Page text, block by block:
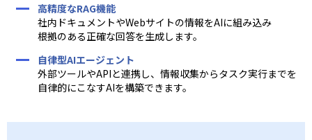
高精度なRAG機能
社内ドキュメントやWebサイトの情報をAIに組み込み
根拠のある正確な回答を生成します。
自律型AIエージェント
外部ツールやAPIと連携し、情報収集からタスク実行までを
自律的にこなすAIを構築できます。